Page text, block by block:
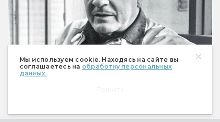
Мы используем cookie. Находясь на сайте вы
соглашаетесь на обработку персональных
данных.